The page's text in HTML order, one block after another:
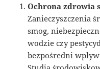
Ochrona zdrowia
Zanieczyszczenia
smog,
wodzie czy
bezpośredni